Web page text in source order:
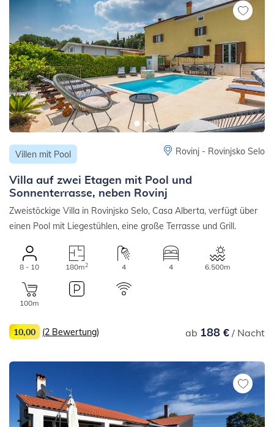
Villen mit Pool Rovinj - Rovinjsko Selo
Villa auf zwei Etagen mit Pool und
Sonnenterrasse, neben Rovinj
Zweistöckige Villa in Rovinjsko Selo, Casa Alberta, verfügt über
einen Pool mit Liegestühlen, eine große Terrasse und Grill.
8 - 10 180m2 4 4 6.500m
100m
ab 188 €/ Nacht
10,00 (2 Bewertung)